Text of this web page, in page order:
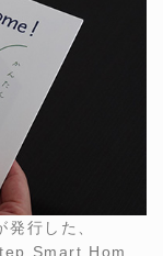
行した、
Smart Hom